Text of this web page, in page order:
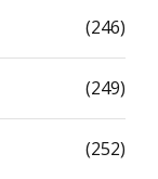
(246)
(249)
(252)